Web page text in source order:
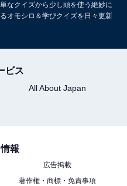
なクイズから少し頭を使う絶妙に
オモシロ＆学びクイズを日々更新
ビス
All About Japan
報
広告掲載
著作権・商標・免責事項